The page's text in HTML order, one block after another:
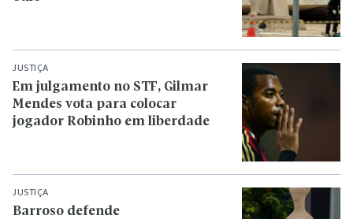
JUSTIÇA
Em julgamento no STF, Gilmar
Mendes vota para colocar
jogador Robinho em liberdade
JUSTIÇA
Barroso defende